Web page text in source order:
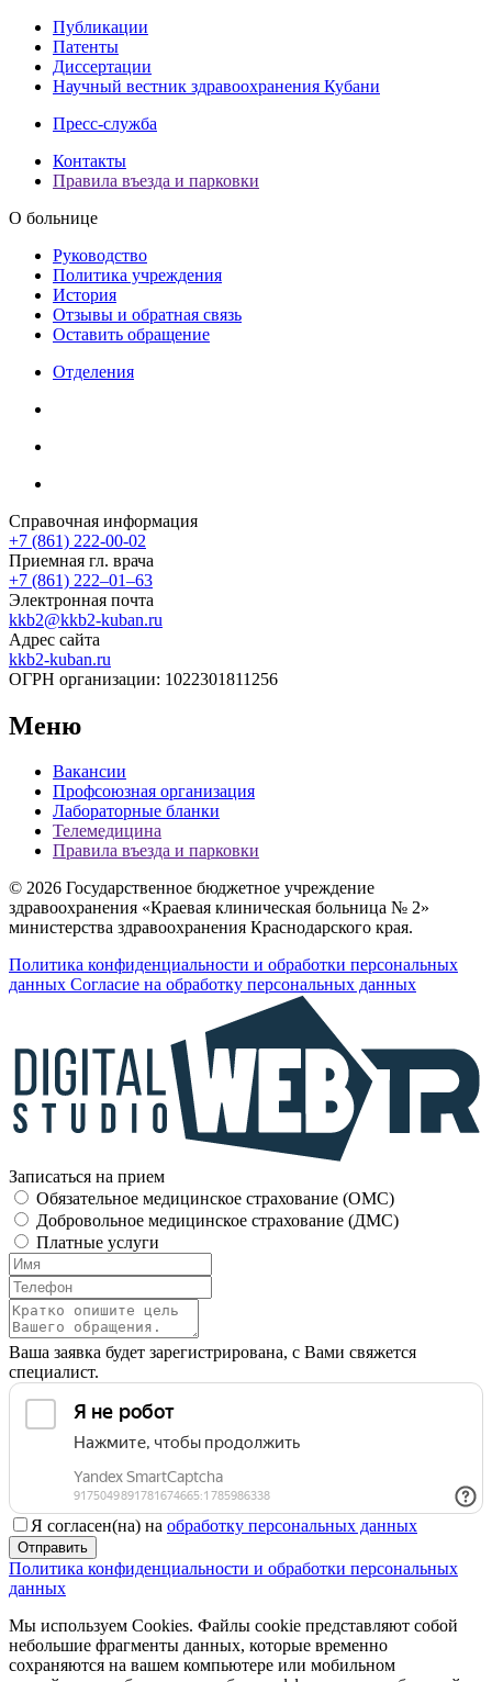
Публикации
Патенты
Диссертации
Научный вестник здравоохранения Кубани
Пресс-служба
Контакты
Правила въезда и парковки
О больнице
Руководство
Политика учреждения
История
Отзывы и обратная связь
Оставить обращение
Отделения
Справочная информация
+7 (861) 222-00-02
Приемная гл. врача
+7 (861) 222‒01‒63
Электронная почта
kkb2@kkb2-kuban.ru
Адрес сайта
kkb2-kuban.ru
ОГРН организации: 1022301811256
Меню
Вакансии
Профсоюзная организация
Лабораторные бланки
Телемедицина
Правила въезда и парковки
© 2026 Государственное бюджетное учреждение
здравоохранения «Краевая клиническая больница № 2»
министерства здравоохранения Краснодарского края.
Политика конфиденциальности и обработки персональных
данных Согласие на обработку персональных данных
Записаться на прием
Обязательное медицинское страхование (OMC)
Добровольное медицинское страхование (ДМС)
Платные услуги
Ваша заявка будет зарегистрирована, с Вами свяжется
специалист.
Я согласен(на) на обработку персональных данных
Отправить
Политика конфиденциальности и обработки персональных
данных
Мы используем Cookies. Файлы cookie представляют собой
небольшие фрагменты данных, которые временно
сохраняются на вашем компьютере или мобильном